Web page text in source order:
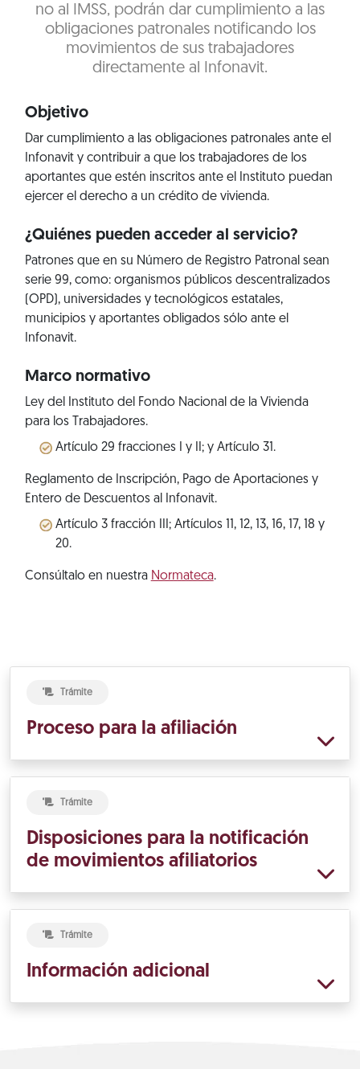
no al IMSS, podrán dar cumplimiento a las
obligaciones patronales notificando los
movimientos de sus trabajadores
directamente al Infonavit.
Objetivo
Dar cumplimiento a las obligaciones patronales ante el
Infonavit y contribuir a que los trabajadores de los
aportantes que estén inscritos ante el Instituto puedan
ejercer el derecho a un crédito de vivienda.
¿Quiénes pueden acceder al servicio?
Patrones que en su Número de Registro Patronal sean
serie 99, como: organismos públicos descentralizados
(OPD), universidades y tecnológicos estatales,
municipios y aportantes obligados sólo ante el
Infonavit.
Marco normativo
Ley del Instituto del Fondo Nacional de la Vivienda
para los Trabajadores.
Artículo 29 fracciones I y II; y Artículo 31.
Reglamento de Inscripción, Pago de Aportaciones y
Entero de Descuentos al Infonavit.
Artículo 3 fracción III; Artículos 11, 12, 13, 16, 17, 18 y
20.
Consúltalo en nuestra Normateca.
Trámite
Proceso para la afiliación
Trámite
Disposiciones para la notificación
de movimientos afiliatorios
Trámite
Información adicional